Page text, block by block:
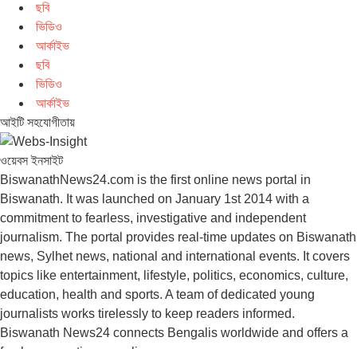
ছবি
ভিডিও
আর্কাইভ
ছবি
ভিডিও
আর্কাইভ
আইটি সহযোগীতায়
ওয়েবস ইনসাইট
BiswanathNews24.com is the first online news portal in
Biswanath. It was launched on January 1st 2014 with a
commitment to fearless, investigative and independent
journalism. The portal provides real-time updates on Biswanath
news, Sylhet news, national and international events. It covers
topics like entertainment, lifestyle, politics, economics, culture,
education, health and sports. A team of dedicated young
journalists works tirelessly to keep readers informed.
Biswanath News24 connects Bengalis worldwide and offers a